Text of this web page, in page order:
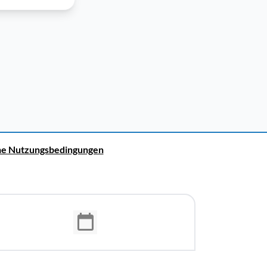
Nutzungsbedingungen